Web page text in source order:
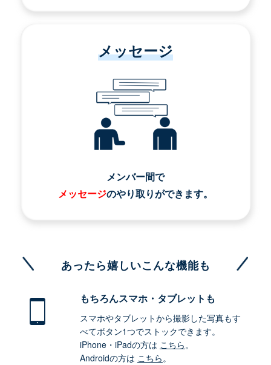
メッセージ
メンバー間で
メッセージのやり取りができます。
あったら嬉しいこんな機能も
もちろんスマホ・タブレットも
スマホやタブレットから撮影した写真もす
べてボタン1つでストックできます。
iPhone・iPadの方は こちら。
Androidの方は こちら。